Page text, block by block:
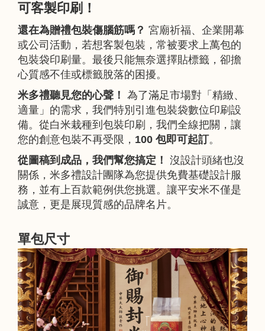
可客製印刷！
還在為贈禮包裝傷腦筋嗎？ 宮廟祈福、企業開幕
或公司活動，若想客製包裝，常被要求上萬包的
包裝袋印刷量。最後只能無奈選擇貼標籤，卻擔
心質感不佳或標籤脫落的困擾。
米多禮聽見您的心聲！ 為了滿足市場對「精緻、
適量」的需求，我們特別引進包裝袋數位印刷設
備。從白米栽種到包裝印刷，我們全線把關，讓
您的創意包裝不再受限， 100 包即可起訂。
從圖稿到成品，我們幫您搞定！ 沒設計頭緒也沒
關係，米多禮設計團隊為您提供免費基礎設計服
務，並有上百款範例供您挑選。讓平安米不僅是
誠意，更是展現質感的品牌名片。
單包尺寸